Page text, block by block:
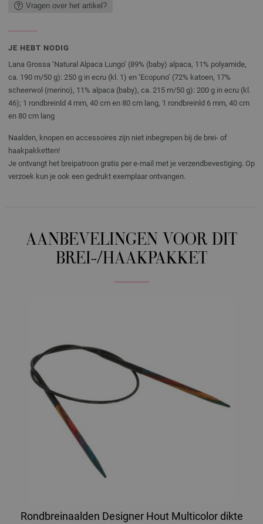
Vragen over het artikel?
JE HEBT NODIG
Lana Grossa ‘Natural Alpaca Lungo’ (89% (baby) alpaca, 11% polyamide,
ca. 190 m/50 g): 250 g in ecru (kl. 1) en ‘Ecopuno’ (72% katoen, 17%
scheerwol (merino), 11% alpaca (baby), ca. 215 m/50 g): 200 g in ecru (kl.
46); 1 rondbreinld 4 mm, 40 cm en 80 cm lang, 1 rondbreinld 6 mm, 40 cm
en 80 cm lang
Naalden, knopen en accessoires zijn niet inbegrepen bij de brei- of
haakpakketten!
Je ontvangt het breipatroon gratis per e-mail met je verzendbevestiging. Op
verzoek kun je ook een gedrukt exemplaar ontvangen.
AANBEVELINGEN VOOR DIT
BREI-/HAAKPAKKET
Rondbreinaalden Designer Hout Multicolor dikte